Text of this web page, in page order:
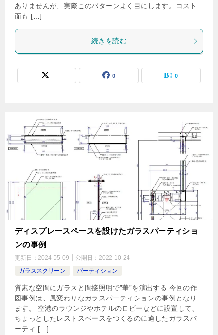
ありませんが、実際このパターンよく目にします。コスト
面も […]
続きを読む
0 0
ディスプレースペースを設けたガラスパーティショ
ンの事例
更新日： 2024-05-09 公開日： 2022-10-24
ガラススクリーン
パーティション
質素な空間にガラスと間接照明で”華”を演出する 今回の作
図事例は、風変わりなガラスパーティションの事例となり
ます。 空港のラウンジやホテルのロビーなどに設置して、
ちょっとしたレストスペースをつくるのに適したガラスパ
ーティ […]